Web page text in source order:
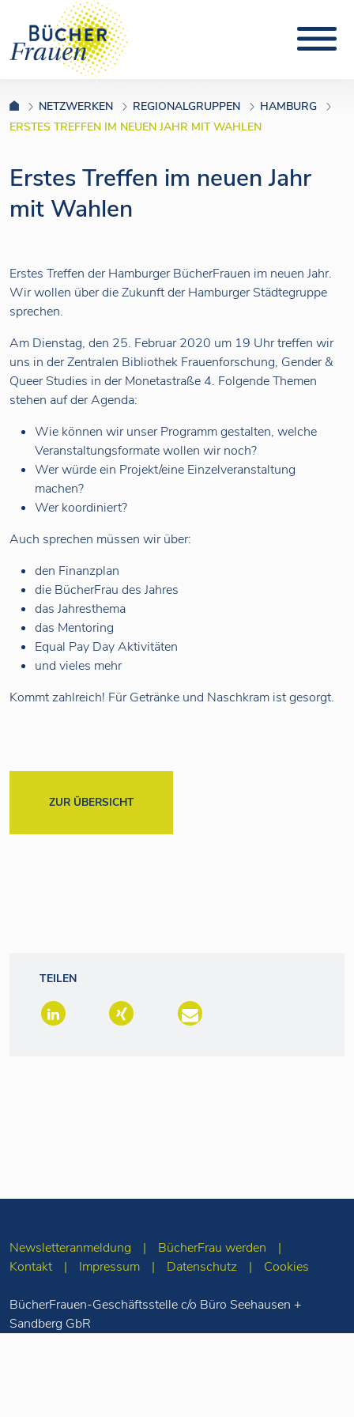
NETZWERKEN REGIONALGRUPPEN
HAMBURG
ERSTES TREFFEN IM NEUEN JAHR MIT WAHLEN
Erstes Treffen im neuen Jahr
mit Wahlen
Erstes Treffen der Hamburger BücherFrauen im neuen Jahr.
Wir wollen über die Zukunft der Hamburger Städtegruppe
sprechen.
Am Dienstag, den 25. Februar 2020 um 19 Uhr treffen wir
uns in der Zentralen Bibliothek Frauenforschung, Gender &
Queer Studies in der Monetastraße 4. Folgende Themen
stehen auf der Agenda:
Wie können wir unser Programm gestalten, welche
Veranstaltungsformate wollen wir noch?
Wer würde ein Projekt/eine Einzelveranstaltung
machen?
Wer koordiniert?
Auch sprechen müssen wir über:
den Finanzplan
die BücherFrau des Jahres
das Jahresthema
das Mentoring
Equal Pay Day Aktivitäten
und vieles mehr
Kommt zahlreich! Für Getränke und Naschkram ist gesorgt.
ZUR ÜBERSICHT
TEILEN
Newsletteranmeldung
BücherFrau werden
Kontakt
Impressum Datenschutz Cookies
BücherFrauen-Geschäftsstelle c/o Büro Seehausen +
Sandberg GbR